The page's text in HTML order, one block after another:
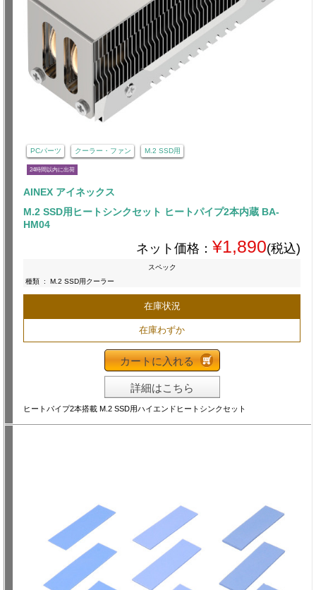
PCパーツ クーラー・ファン M.2 SSD用
24時間以内に出荷
AINEX アイネックス
M.2 SSD用ヒートシンクセット ヒートパイプ2本内蔵 BA-
HM04
ネット価格： ¥1,890(税込)
スペック
種類 : M.2 SSD用クーラー
在庫状況
在庫わずか
カートに入れる
詳細はこちら
ヒートパイプ2本搭載 M.2 SSD用ハイエンドヒートシンクセット